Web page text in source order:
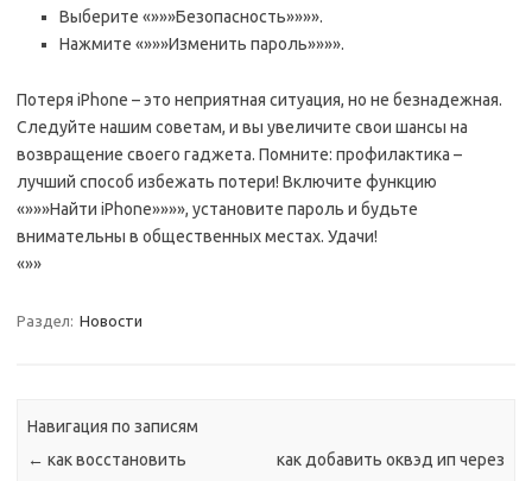
Выберите «»»»Безопасность»»»».
Нажмите «»»»Изменить пароль»»»».
Потеря iPhone – это неприятная ситуация, но не безнадежная.
Следуйте нашим советам, и вы увеличите свои шансы на
возвращение своего гаджета. Помните: профилактика –
лучший способ избежать потери! Включите функцию
«»»»Найти iPhone»»»», установите пароль и будьте
внимательны в общественных местах. Удачи!
«»»
Раздел: Новости
Навигация по записям
← как восстановить
как добавить оквэд ип через